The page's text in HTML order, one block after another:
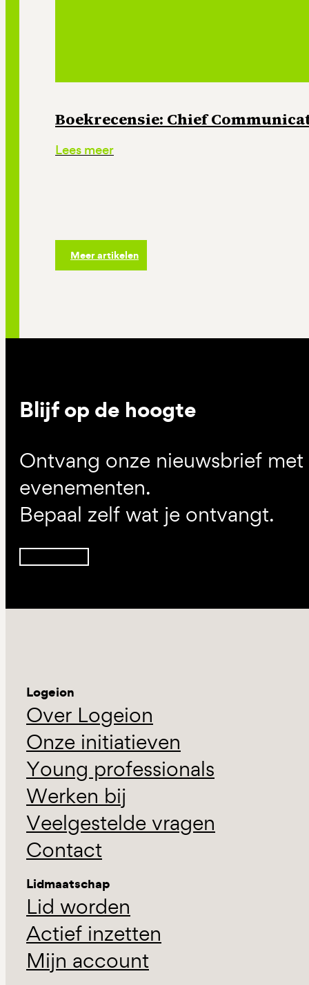
Boekrecensie: Chief
Lees meer
Meer artikelen
Blijf op de hoogte
Ontvang onze nieuwsbrief
evenementen.
Bepaal zelf wat je ontvangt.
Logeion
Over Logeion
Onze initiatieven
Young professionals
Werken bij
Veelgestelde vragen
Contact
Lidmaatschap
Lid worden
Actief inzetten
Mijn account